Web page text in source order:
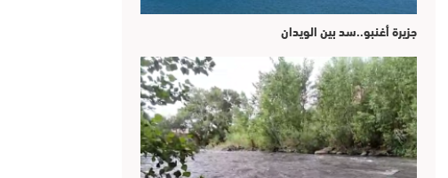
جزيرة أغنبو..سد بين الويدان